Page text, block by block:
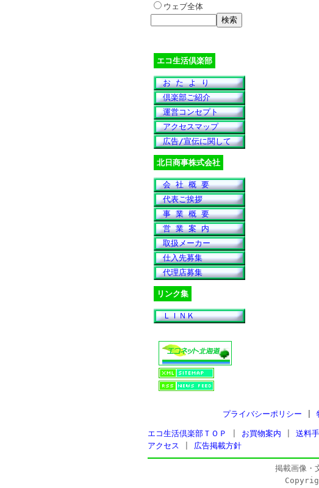
ウェブ全体
エコ生活倶楽部
お た よ り
倶楽部ご紹介
運営コンセプト
アクセスマップ
広告/宣伝に関して
北日商事株式会社
会 社 概 要
代表ご挨拶
事 業 概 要
営 業 案 内
取扱メーカー
仕入先募集
代理店募集
リンク集
ＬＩＮＫ
プライバシーポリシー
エコ生活倶楽部ＴＯＰ お買物案内 送料
アクセス
広告掲載方針
掲載画像・